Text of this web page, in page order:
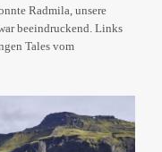
Radmila, unsere
beeindruckend. Links
Tales vom